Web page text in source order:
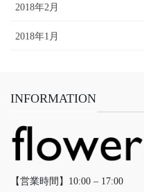
2018年2月
2018年1月
INFORMATION
【営業時間】10:00 – 17:00